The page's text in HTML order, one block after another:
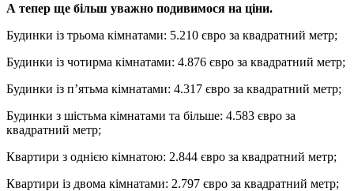
А тепер ще більш уважно подивимося на ціни.
Будинки із трьома кімнатами: 5.210 євро за квадратний метр;
Будинки із чотирма кімнатами: 4.876 євро за квадратний метр;
Будинки із п’ятьма кімнатами: 4.317 євро за квадратний метр;
Будинки з шістьма кімнатами та більше: 4.583 євро за
квадратний метр;
Квартири з однією кімнатою: 2.844 євро за квадратний метр;
Квартири із двома кімнатами: 2.797 євро за квадратний метр;